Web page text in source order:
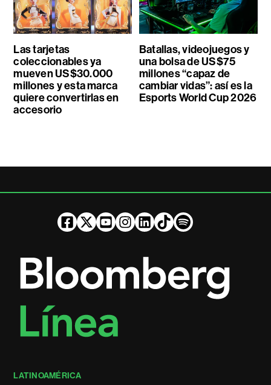
Las tarjetas
coleccionables ya
mueven US$30.000
millones y esta marca
quiere convertirlas en
accesorio
Batallas, videojuegos y
una bolsa de US$75
millones “capaz de
cambiar vidas”: así es la
Esports World Cup 2026
LATINOAMÉRICA